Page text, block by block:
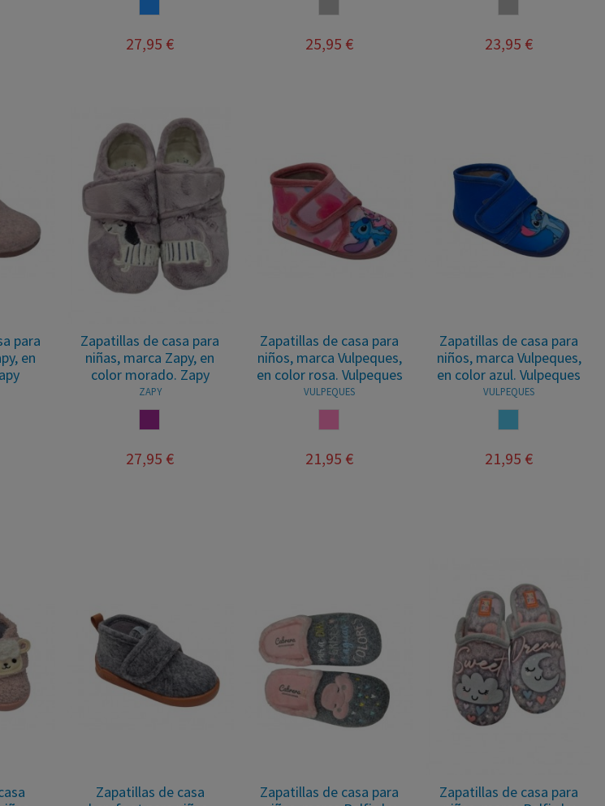
27,95 € 25,95 € 23,95 €
para
en
Zapatillas de casa para
niñas, marca Zapy, en
color morado. Zapy
ZAPY
27,95 €
Zapatillas de casa para
niños, marca Vulpeques,
en color rosa. Vulpeques
VULPEQUES
21,95 €
Zapatillas de casa para
niños, marca Vulpeques,
en color azul. Vulpeques
VULPEQUES
21,95 €
Zapatillas de casa
Zapatillas de casa para
Zapatillas de casa para